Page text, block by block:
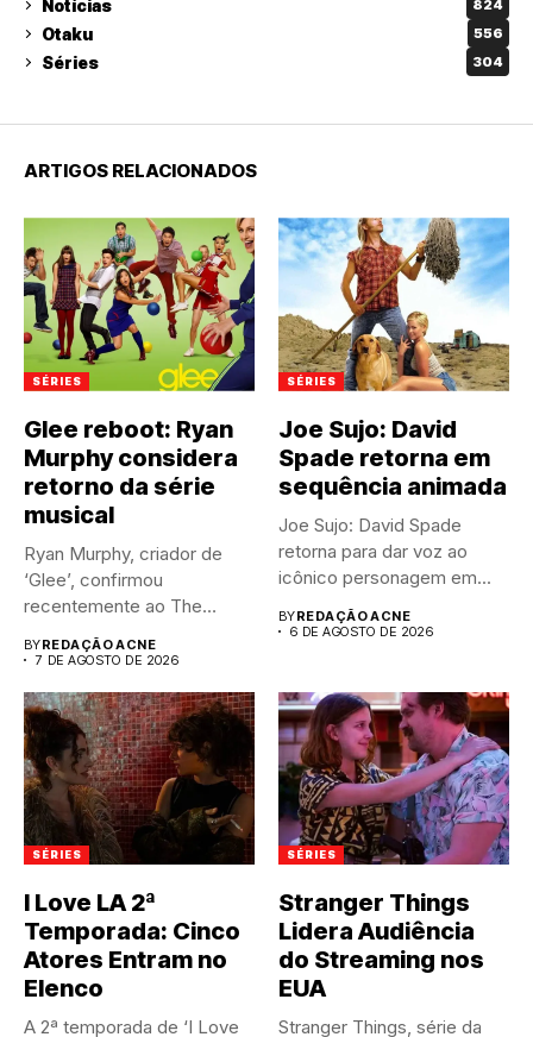
Notícias 824
Otaku 556
Séries 304
ARTIGOS RELACIONADOS
SÉRIES
Glee reboot: Ryan
Murphy considera
retorno da série
musical
Ryan Murphy, criador de
‘Glee’, confirmou
recentemente ao The
Hollywood Reporter que...
BYREDAÇÃO ACNE
7 DE AGOSTO DE 2026
SÉRIES
Joe Sujo: David
Spade retorna em
sequência animada
Joe Sujo: David Spade
retorna para dar voz ao
icônico personagem em...
BYREDAÇÃO ACNE
6 DE AGOSTO DE 2026
SÉRIES
I Love LA 2ª
Temporada: Cinco
Atores Entram no
Elenco
A 2ª temporada de ‘I Love
SÉRIES
Stranger Things
Lidera Audiência
do Streaming nos
EUA
Stranger Things, série da